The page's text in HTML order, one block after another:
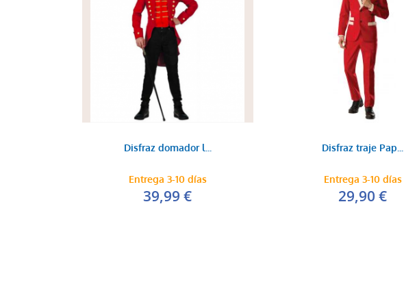
Disfraz domador l...
Entrega 3-10 días
39,99 €
Disfraz traje Pap...
Entrega 3-10 días
29,90 €